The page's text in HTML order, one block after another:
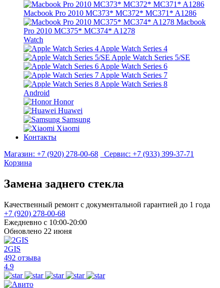
Macbook Pro 2010 MC373* MC372* MC371* A1286
Macbook
Pro 2010 MC375* MC374* A1278
Watch
Apple Watch Series 4
Apple Watch Series 5/SE
Apple Watch Series 6
Apple Watch Series 7
Apple Watch Series 8
Android
Honor
Huawei
Samsung
Xiaomi
Контакты
Магазин: +7 (920) 278-00-68 Сервис: +7 (933) 399-37-71
Корзина
Замена заднего стекла
Качественный ремонт с документальной гарантией до 1 года
+7 (920) 278-00-68
Ежедневно с 10:00-20:00
Обновлено 22 июня
2GIS
492 отзыва
4.9